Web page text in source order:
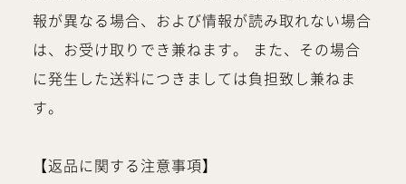
報が異なる場合、および情報が読み取れない場合
は、お受け取りでき兼ねます。 また、その場合
に発生した送料につきましては負担致し兼ねま
す。
【返品に関する注意事項】